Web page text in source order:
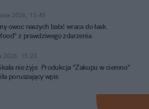
2026, 13:45
owoc naszych babć wraca do łask.
z prawdziwego zdarzenia
2026, 15:23
nie żyje. Produkcja "Zakupu w ciemno"
poruszający wpis